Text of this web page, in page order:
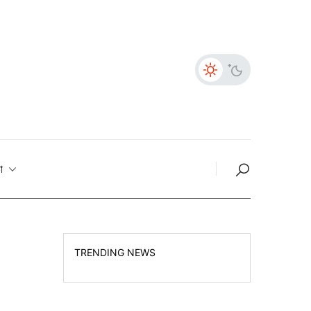
TRENDING NEWS